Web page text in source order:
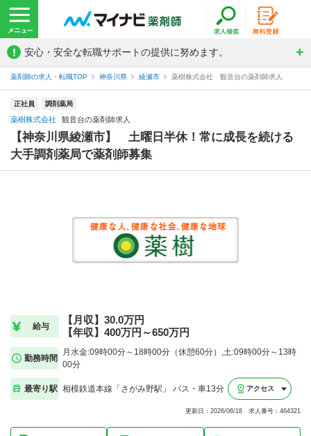
! 安心・安全な転職サポートの提供に努めます。
薬剤師の求人・転職TOP 神奈川県 綾瀬市 薬樹株式会社 観音台の薬剤師求人
正社員 調剤薬局
薬樹株式会社 観音台の薬剤師求人
【神奈川県綾瀬市】 土曜日半休！常に成長を続ける
大手調剤薬局で薬剤師募集
給与
【月収】30.0万円
【年収】400万円～650万円
勤務時間
月水金:09時00分～18時00分（休憩60分）,土:09時00分～13時
00分
最寄り駅 相模鉄道本線「さがみ野駅」 バス・車13分 アクセス
更新日：2026/06/18 求人番号：464321